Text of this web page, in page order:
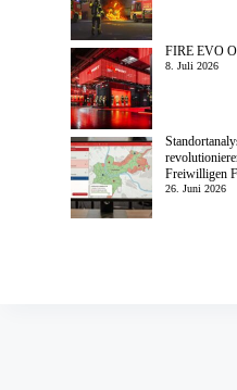
FIRE EVO
8. Juli 2026
Freiwilligen
26. Juni 2026